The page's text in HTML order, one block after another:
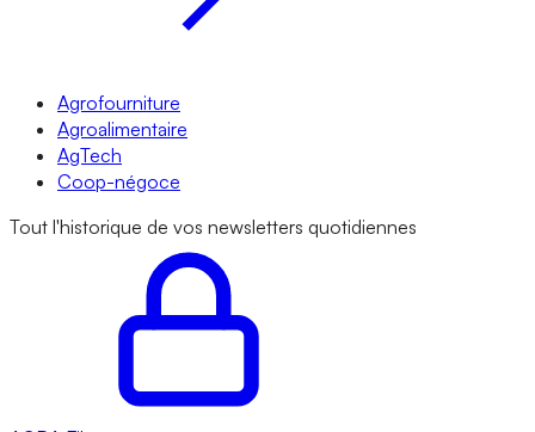
Agrofourniture
Agroalimentaire
AgTech
Coop-négoce
Tout l'historique de vos newsletters quotidiennes